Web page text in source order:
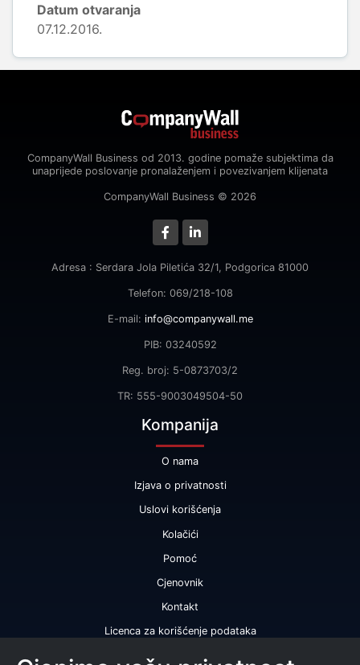
Datum otvaranja
07.12.2016.
CompanyWall Business od 2013. godine pomaže subjektima da
unaprijede poslovanje pronalaženjem i povezivanjem klijenata
CompanyWall Business © 2026
Adresa : Serdara Jola Piletića 32/1, Podgorica 81000
Telefon: 069/218-108
E-mail: info@companywall.me
PIB: 03240592
Reg. broj: 5-0873703/2
TR: 555-9003049504-50
Kompanija
O nama
Izjava o privatnosti
Uslovi korišćenja
Kolačići
Pomoć
Cjenovnik
Kontakt
Licenca za korišćenje podataka
Naše usluge